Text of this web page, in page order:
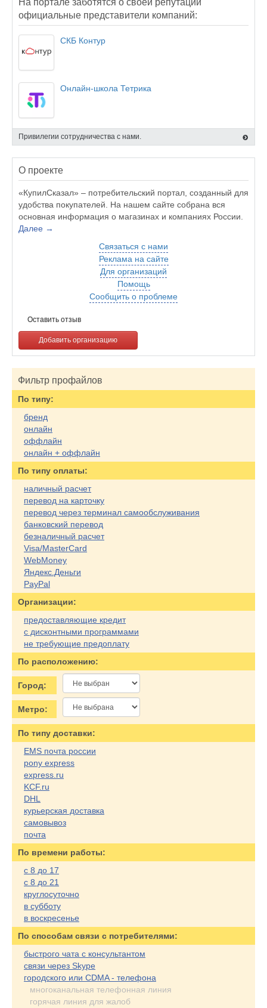
На портале заботятся о своей репутации
официальные представители компаний:
СКБ Контур
Онлайн-школа Тетрика
Привилегии сотрудничества с нами.
О проекте
«КупилСказал» – потребительский портал, созданный для
удобства покупателей. На нашем сайте собрана вся
основная информация о магазинах и компаниях России.
Далее →
Связаться с нами
Реклама на сайте
Для организаций
Помощь
Сообщить о проблеме
Оставить отзыв
Добавить организацию
Фильтр профайлов
По типу:
бренд
онлайн
оффлайн
онлайн + оффлайн
По типу оплаты:
наличный расчет
перевод на карточку
перевод через терминал самообслуживания
банковский перевод
безналичный расчет
Visa/MasterCard
WebMoney
Яндекс.Деньги
PayPal
Организации:
предоставляющие кредит
с дисконтными программами
не требующие предоплату
По расположению:
Город:
Метро:
По типу доставки:
EMS почта россии
pony express
express.ru
KCF.ru
DHL
курьерская доставка
самовывоз
почта
По времени работы:
с 8 до 17
с 8 до 21
круглосуточно
в субботу
в воскресенье
По cпособам связи с потребителями:
быстрого чата с консультантом
связи через Skype
городского или CDMA - телефона
многоканальная телефонная линия
горячая линия для жалоб